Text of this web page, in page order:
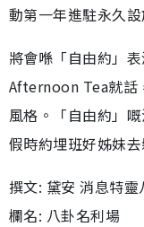
動第一年進駐永久
將會喺「自由約」
Afternoon Tea就話
風格。「自由約」
假時約埋班好姊妹去
撰文: 黛安 消息特靈
欄名: 八卦名利場